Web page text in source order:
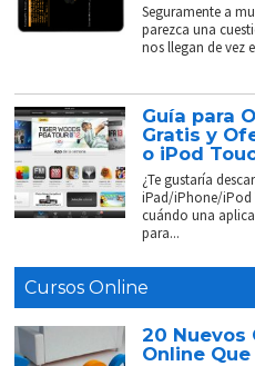
Seguramente a
parezca una
nos llegan de vez
Guía para
Gratis y
o iPod
¿Te gustaría
iPad/iPhone/iPod
cuándo una
para...
Cursos Online
20 Nuevos
Online